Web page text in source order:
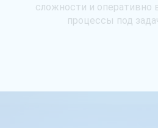
сложности и
процессы под